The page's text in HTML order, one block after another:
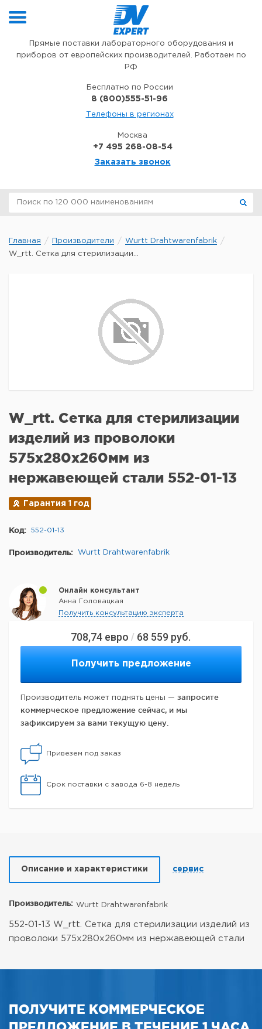
Прямые поставки лабораторного оборудования и
приборов от европейских производителей. Работаем по
РФ
Бесплатно по России
8 (800)555-51-96
Телефоны в регионах
Москва
+7 495 268-08-54
Заказать звонок
Главная Производители
Wurtt Drahtwarenfabrik
W_rtt. Сетка для стерилизации...
708,74 евро / 68 559 руб.
Получить предложение
Производитель может поднять цены — запросите
коммерческое предложение сейчас, и мы
зафиксируем за вами текущую цену.
Привезем под заказ
Срок поставки с завода 6-8 недель
W_rtt. Сетка для стерилизации
изделий из проволоки
575x280x260мм из
нержавеющей стали 552-01-13
Гарантия 1 год
Код: 552-01-13
Производитель: Wurtt Drahtwarenfabrik
Онлайн консультант
Анна Головацкая
Получить консультацию эксперта
Описание и характеристики сервис
Производитель: Wurtt Drahtwarenfabrik
552-01-13 W_rtt. Сетка для стерилизации изделий из
проволоки 575x280x260мм из нержавеющей стали
ПОЛУЧИТЕ КОММЕРЧЕСКОЕ